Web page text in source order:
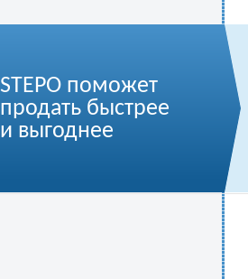
STEPO поможет
продать быстрее
и выгоднее